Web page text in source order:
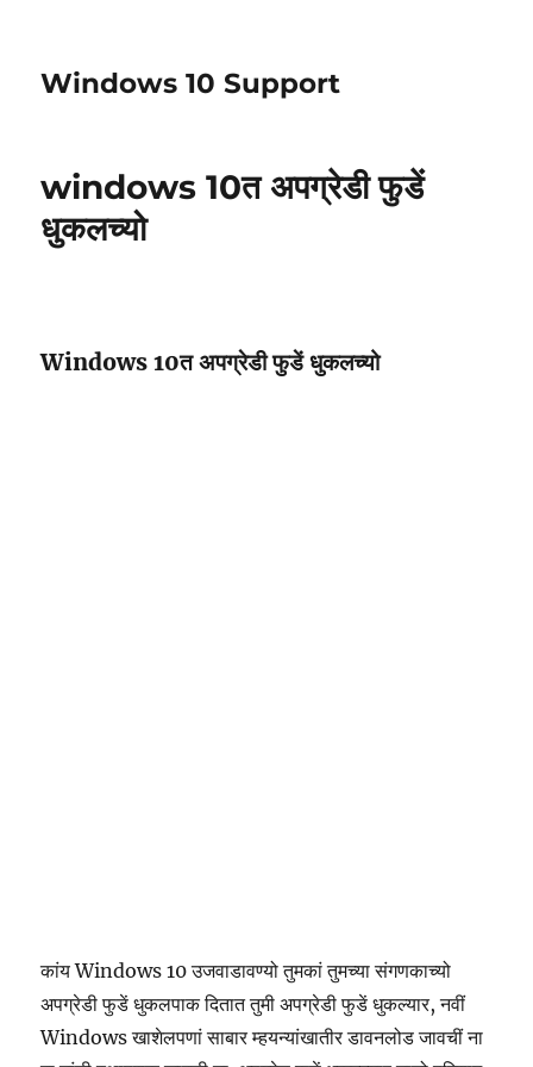
Windows 10 Support
windows 10त अपग्रेडी फुडें
धुकलच्यो
Windows 10त अपग्रेडी फुडें धुकलच्यो
कांय Windows 10 उजवाडावण्यो तुमकां तुमच्या संगणकाच्यो
अपग्रेडी फुडें धुकलपाक दितात तुमी अपग्रेडी फुडें धुकल्यार, नवीं
Windows खाशेलपणां साबार म्हयन्यांखातीर डावनलोड जावचीं ना